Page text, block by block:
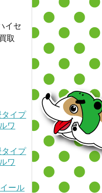
イセ
取
タイプ
ワ
タイプ
ワ
ール